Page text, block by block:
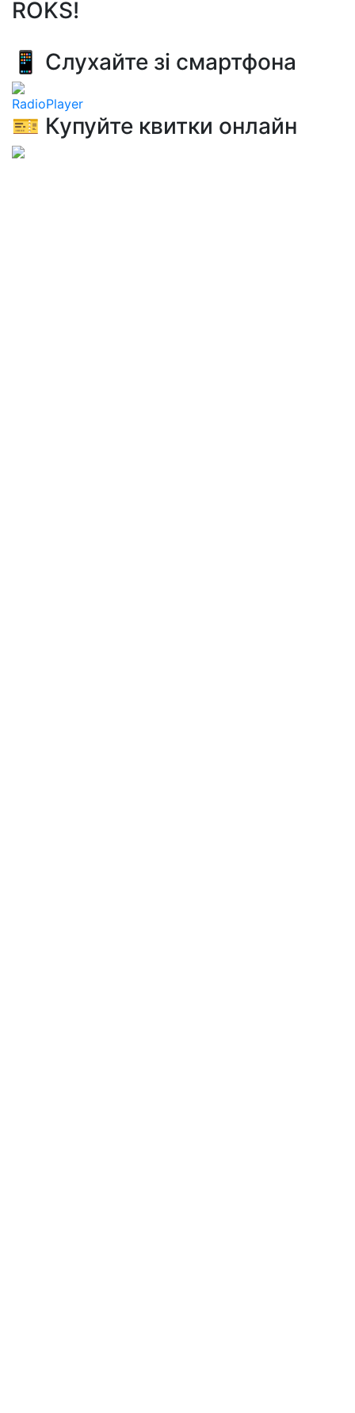
ROKS!
📱 Слухайте зі смартфона
RadioPlayer
🎫 Купуйте квитки онлайн